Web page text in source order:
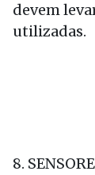
devem
utilizadas.
8.